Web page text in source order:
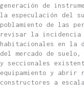
generación de
la especulación del
poblamiento de las
revisar la incidencia
habitacionales en la
del mercado de
y seccionales
equipamiento y abrir
constructores a